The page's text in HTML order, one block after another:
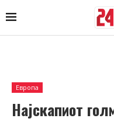
Европа
Најскапиот